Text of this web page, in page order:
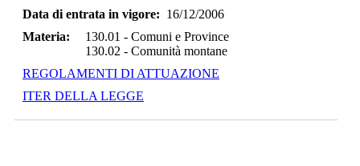
Data di entrata in vigore: 16/12/2006
Materia:
130.01 -Comuni e Province
130.02 -Comunità montane
REGOLAMENTI DI ATTUAZIONE
ITER DELLA LEGGE